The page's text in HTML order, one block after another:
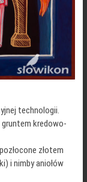
technologii.
kredowo-
złotem
i nimby aniołów